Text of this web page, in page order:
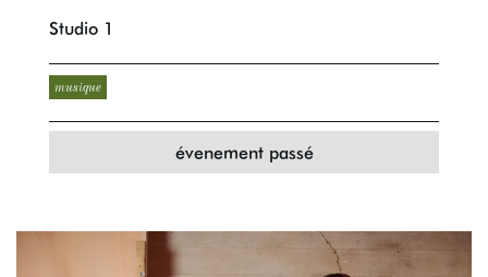
Studio 1
musique
évenement passé